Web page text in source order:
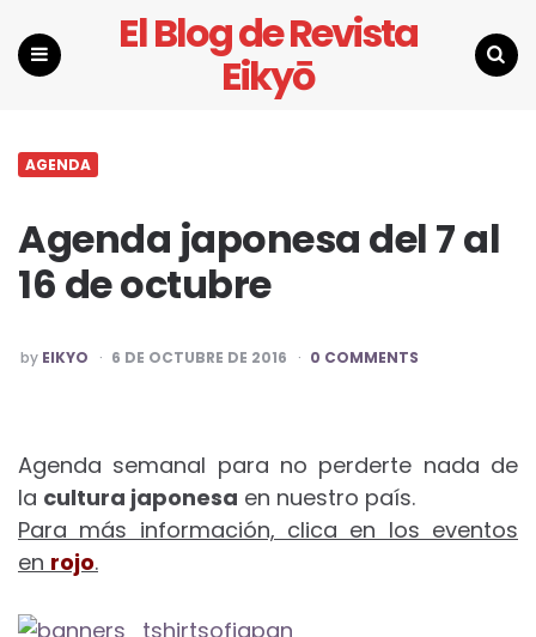
El Blog de Revista
Eikyō
AGENDA
Agenda japonesa del 7 al
16 de octubre
POSTED
BY
by EIKYO 6 DE OCTUBRE DE 2016 0 COMMENTS
Agenda semanal para no perderte nada de
la cultura japonesa en nuestro país.
Para más información, clica en los eventos
en rojo.